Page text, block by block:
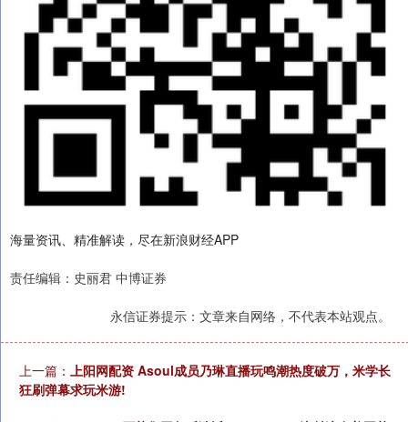
海量资讯、精准解读，尽在新浪财经APP
责任编辑：史丽君 中博证券
永信证券提示：文章来自网络，不代表本站观点。
上一篇： 上阳网配资 Asoul成员乃琳直播玩鸣潮热度破万，米学长
狂刷弹幕求玩米游!